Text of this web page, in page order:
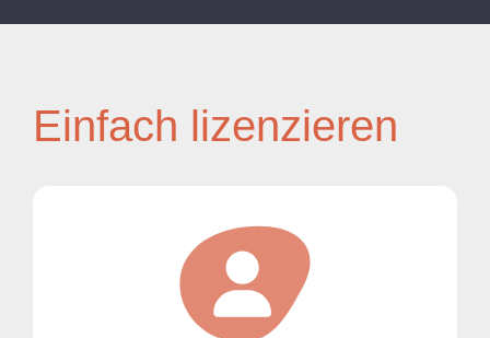
Einfach lizenzieren